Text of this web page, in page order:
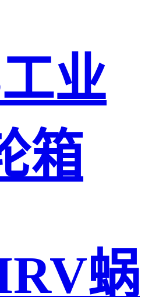
业
箱
蜗